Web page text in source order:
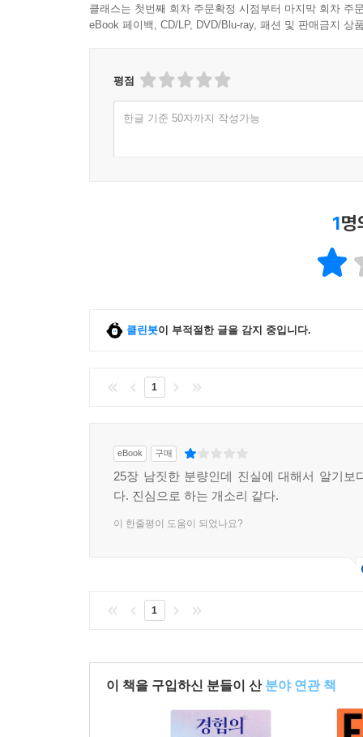
클래스는 첫번째 회차 주문확정 시점부터 마지막 회차 주
eBook 페이백, CD/LP, DVD/Blu-ray, 패션 및 판매금지 상
평점
한글 기준 50자까지 작성가능
1명
클린봇이 부적절한 글을 감지 중입니다.
1
eBook 구매
25장 남짓한 분량인데 진실에 대해서 알기보
다. 진심으로 하는 개소리 같다.
이 한줄평이 도움이 되었나요?
1
이 책을 구입하신 분들이 산 분야 연관 책